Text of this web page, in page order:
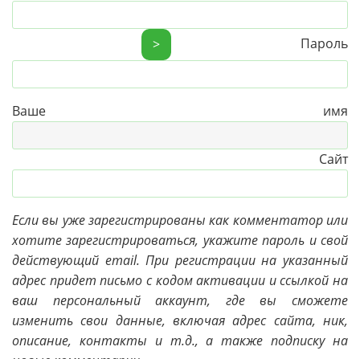
> Пароль
Ваше имя
Сайт
Если вы уже зарегистрированы как комментатор или
хотите зарегистрироваться, укажите пароль и свой
действующий email. При регистрации на указанный
адрес придет письмо с кодом активации и ссылкой на
ваш персональный аккаунт, где вы сможете
изменить свои данные, включая адрес сайта, ник,
описание, контакты и т.д., а также подписку на